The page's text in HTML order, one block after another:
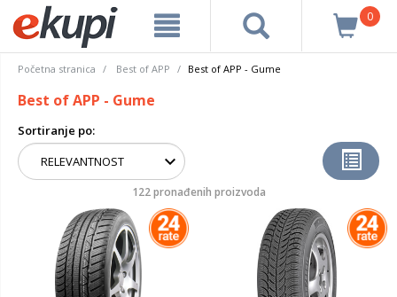
0
Početna stranica Best of APP Best of APP - Gume
Best of APP - Gume
Sortiranje po:
122 pronađenih proizvoda